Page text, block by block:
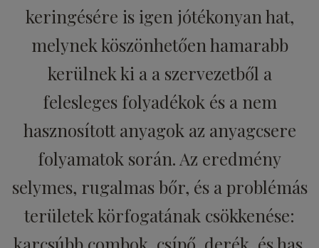
keringésére is igen jótékonyan hat,
melynek köszönhetően hamarabb
kerülnek ki a a szervezetből a
felesleges folyadékok és a nem
hasznosított anyagok az anyagcsere
folyamatok során. Az eredmény
selymes, rugalmas bőr, és a problémás
területek körfogatának csökkenése: